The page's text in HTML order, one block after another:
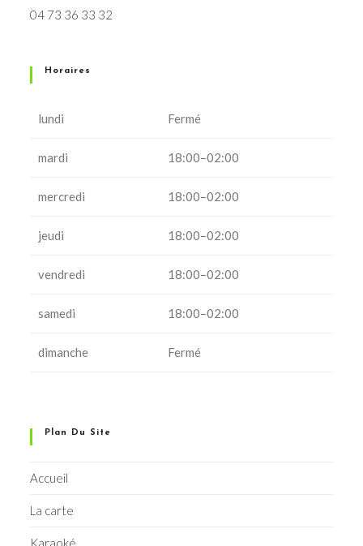
04 73 36 33 32
Horaires
lundi Fermé
mardi 18:00–02:00
mercredi 18:00–02:00
jeudi 18:00–02:00
vendredi 18:00–02:00
samedi 18:00–02:00
dimanche Fermé
Plan Du Site
Accueil
La carte
Karaoké